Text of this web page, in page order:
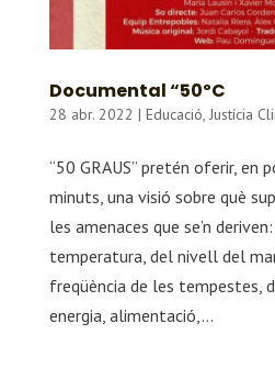
Documental “50ºC
28 abr. 2022 | Educació, Justícia
“50 GRAUS” pretén oferir, en
minuts, una visió sobre què
les amenaces que se’n
temperatura, del nivell del
freqüència de les tempestes,
energia, alimentació,...